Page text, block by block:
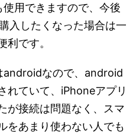
用できますので、今後
入したくなった場合は一
利です。
androidなので、android
れていて、iPhoneアプリ
が接続は問題なく、スマ
をあまり使わない人でも